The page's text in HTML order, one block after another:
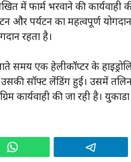
में फार्म भरवाने की कार्यवाही
और पर्यटन का महत्वपूर्ण
रहता है।
समय एक हेलीकॉप्टर के
सॉफ्ट लेंडिंग हुई। उसमें
कार्यवाही की जा रही है।